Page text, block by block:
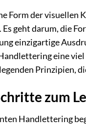
Form der visuellen
geht darum, die
einzigartige
eine
Prinzipien,
zum
Handlettering